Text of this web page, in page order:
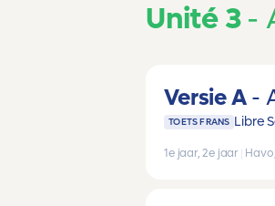
Unité 3
Versie A
TOETS FRANS Libre
1e jaar, 2e jaar